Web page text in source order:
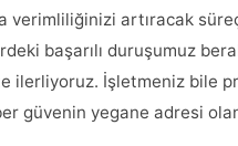
verimliliğinizi artıracak
başarılı duruşumuz
ilerliyoruz. İşletmeniz bile
güvenin yegane adresi